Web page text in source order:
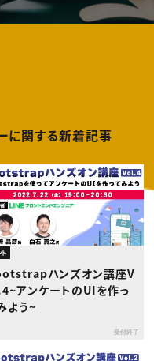
せ
る×メディア
に関する新着記事
ハンズオン講座V
アンケートのUIを作っ
よう~
受付終了